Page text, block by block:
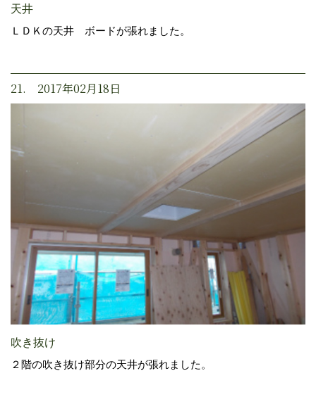
天井
ＬＤＫの天井 ボードが張れました。
21. 2017年02月18日
吹き抜け
２階の吹き抜け部分の天井が張れました。